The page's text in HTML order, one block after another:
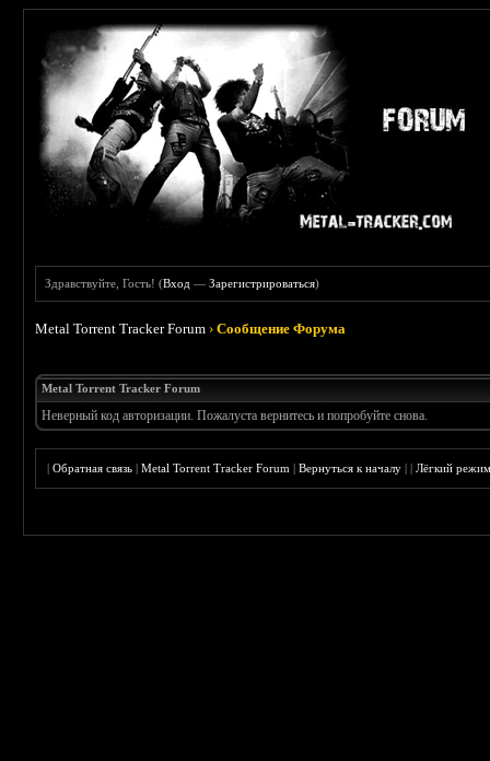
Здравствуйте, Гость! (Вход —Зарегистрироваться)
Metal Torrent Tracker Forum ›Сообщение Форума
Metal Torrent Tracker Forum
Неверный код авторизации. Пожалуста вернитесь и попробуйте снова.
|Обратная связь |Metal Torrent Tracker Forum |Вернуться к началу ||Лёгкий